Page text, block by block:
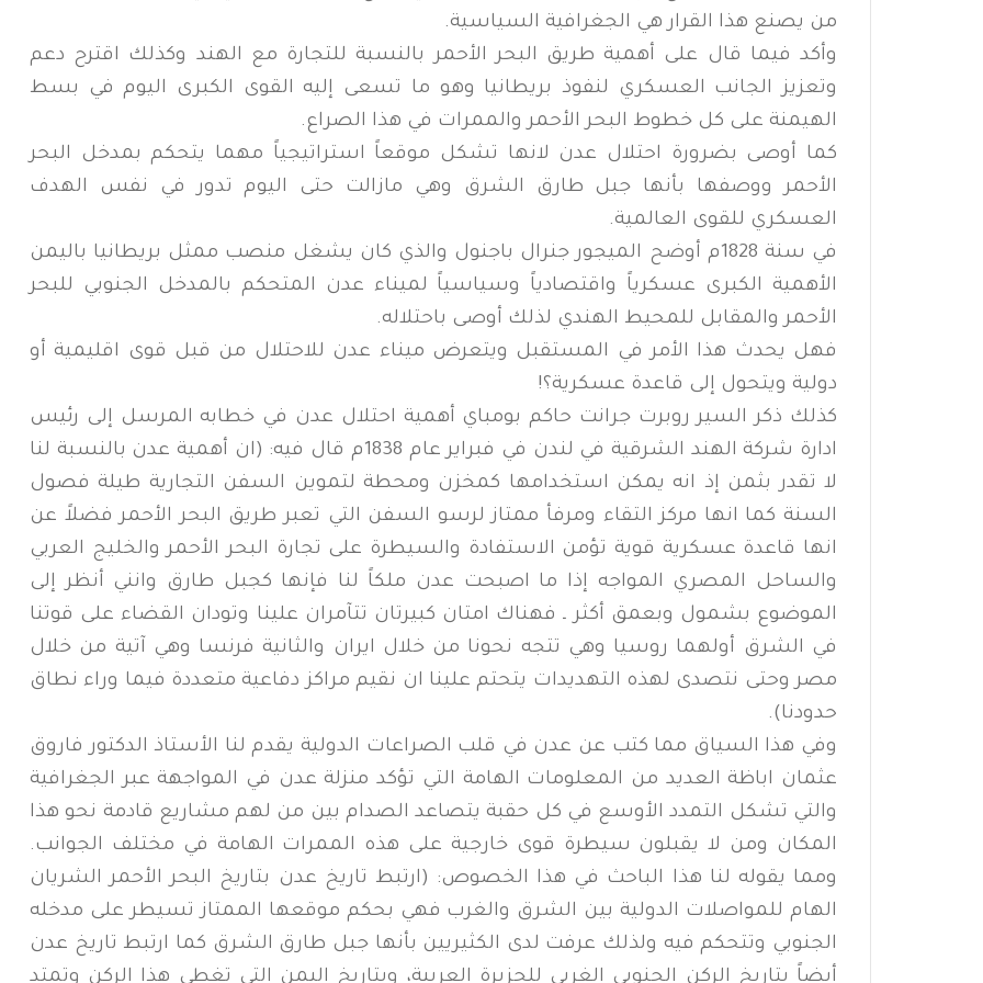
من يصنع هذا القرار هي الجغرافية السياسية.
وأكد فيما قال على أهمية طريق البحر الأحمر بالنسبة للتجارة مع الهند وكذلك اقترح دعم
وتعزيز الجانب العسكري لنفوذ بريطانيا وهو ما تسعى إليه القوى الكبرى اليوم في بسط
الهيمنة على كل خطوط البحر الأحمر والممرات في هذا الصراع.
كما أوصى بضرورة احتلال عدن لانها تشكل موقعاً استراتيجياً مهما يتحكم بمدخل البحر
الأحمر ووصفها بأنها جبل طارق الشرق وهي مازالت حتى اليوم تدور في نفس الهدف
العسكري للقوى العالمية.
في سنة 1828م أوضح الميجور جنرال باجنول والذي كان يشغل منصب ممثل بريطانيا باليمن
الأهمية الكبرى عسكرياً واقتصادياً وسياسياً لميناء عدن المتحكم بالمدخل الجنوبي للبحر
الأحمر والمقابل للمحيط الهندي لذلك أوصى باحتلاله.
فهل يحدث هذا الأمر في المستقبل ويتعرض ميناء عدن للاحتلال من قبل قوى اقليمية أو
دولية ويتحول إلى قاعدة عسكرية؟!
كذلك ذكر السير روبرت جرانت حاكم بومباي أهمية احتلال عدن في خطابه المرسل إلى رئيس
ادارة شركة الهند الشرقية في لندن في فبراير عام 1838م قال فيه: (ان أهمية عدن بالنسبة لنا
لا تقدر بثمن إذ انه يمكن استخدامها كمخزن ومحطة لتموين السفن التجارية طيلة فصول
السنة كما انها مركز التقاء ومرفأ ممتاز لرسو السفن التي تعبر طريق البحر الأحمر فضلاً عن
انها قاعدة عسكرية قوية تؤمن الاستفادة والسيطرة على تجارة البحر الأحمر والخليج العربي
والساحل المصري المواجه إذا ما اصبحت عدن ملكاً لنا فإنها كجبل طارق وانني أنظر إلى
الموضوع بشمول وبعمق أكثر ـ فهناك امتان كبيرتان تتآمران علينا وتودان القضاء على قوتنا
في الشرق أولهما روسيا وهي تتجه نحونا من خلال ايران والثانية فرنسا وهي آتية من خلال
مصر وحتى نتصدى لهذه التهديدات يتحتم علينا ان نقيم مراكز دفاعية متعددة فيما وراء نطاق
حدودنا).
وفي هذا السياق مما كتب عن عدن في قلب الصراعات الدولية يقدم لنا الأستاذ الدكتور فاروق
عثمان اباظة العديد من المعلومات الهامة التي تؤكد منزلة عدن في المواجهة عبر الجغرافية
والتي تشكل التمدد الأوسع في كل حقبة يتصاعد الصدام بين من لهم مشاريع قادمة نحو هذا
المكان ومن لا يقبلون سيطرة قوى خارجية على هذه الممرات الهامة في مختلف الجوانب.
ومما يقوله لنا هذا الباحث في هذا الخصوص: (ارتبط تاريخ عدن بتاريخ البحر الأحمر الشريان
الهام للمواصلات الدولية بين الشرق والغرب فهي بحكم موقعها الممتاز تسيطر على مدخله
الجنوبي وتتحكم فيه ولذلك عرفت لدى الكثيريين بأنها جبل طارق الشرق كما ارتبط تاريخ عدن
أيضاً بتاريخ الركن الجنوبي الغربي للجزيرة العربية، وبتاريخ اليمن التي تغطي هذا الركن وتمتد